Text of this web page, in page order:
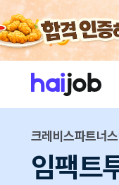
크레비스파트너스
임팩트